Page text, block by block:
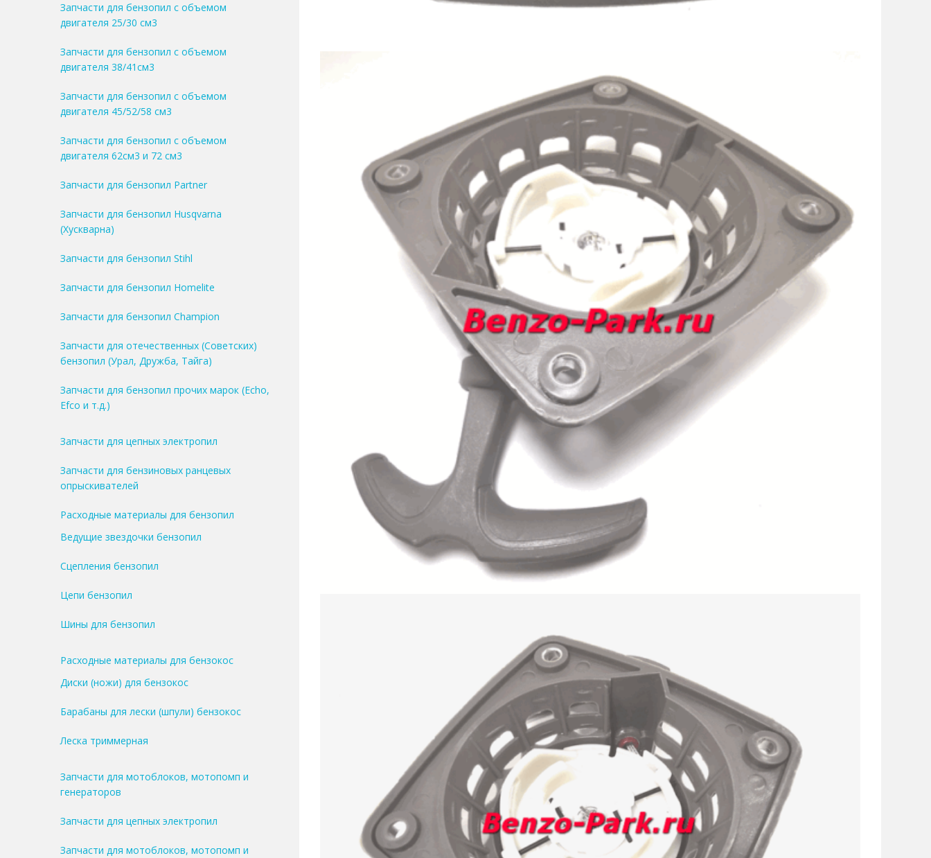
Запчасти для бензопил с объемом
двигателя 25/30 см3
Запчасти для бензопил с объемом
двигателя 38/41см3
Запчасти для бензопил с объемом
двигателя 45/52/58 см3
Запчасти для бензопил с объемом
двигателя 62см3 и 72 см3
Запчасти для бензопил Partner
Запчасти для бензопил Husqvarna
(Хускварна)
Запчасти для бензопил Stihl
Запчасти для бензопил Homelite
Запчасти для бензопил Champion
Запчасти для отечественных (Советских)
бензопил (Урал, Дружба, Тайга)
Запчасти для бензопил прочих марок (Echo,
Efco и т.д.)
Запчасти для цепных электропил
Запчасти для бензиновых ранцевых
опрыскивателей
Расходные материалы для бензопил
Ведущие звездочки бензопил
Сцепления бензопил
Цепи бензопил
Шины для бензопил
Расходные материалы для бензокос
Диски (ножи) для бензокос
Барабаны для лески (шпули) бензокос
Леска триммерная
Запчасти для мотоблоков, мотопомп и
генераторов
Запчасти для цепных электропил
Запчасти для мотоблоков, мотопомп и